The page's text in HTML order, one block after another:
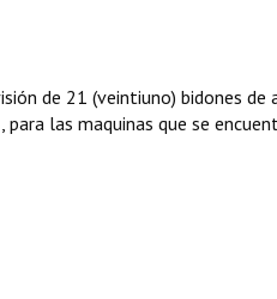
de 21 (veintiuno) bidones de
las maquinas que se